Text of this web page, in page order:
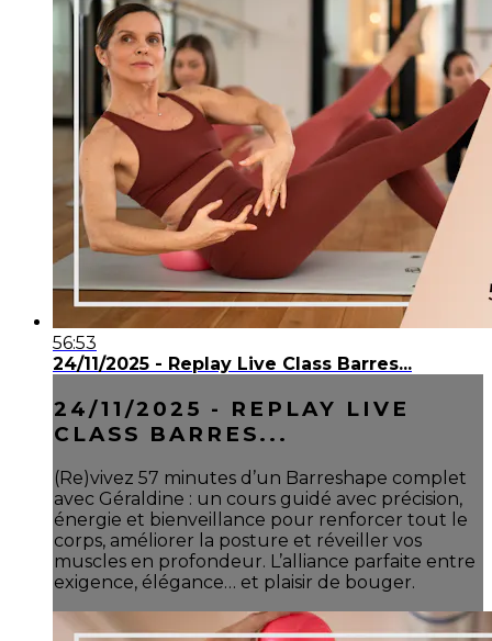
56:53
24/11/2025 - Replay Live Class Barres...
24/11/2025 - REPLAY LIVE
CLASS BARRES...
(Re)vivez 57 minutes d’un Barreshape complet
avec Géraldine : un cours guidé avec précision,
énergie et bienveillance pour renforcer tout le
corps, améliorer la posture et réveiller vos
muscles en profondeur. L’alliance parfaite entre
exigence, élégance… et plaisir de bouger.